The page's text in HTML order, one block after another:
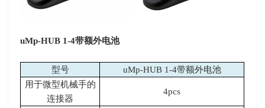
uMp-HUB 1-4带额外电池
型号
uMp-HUB 1-4带额外电池
用于微型机械手的
连接器
4pcs